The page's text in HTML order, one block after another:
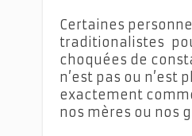
Certaines
traditionalistes
choquées de
n’est pas ou n’est
exactement
nos mères ou nos